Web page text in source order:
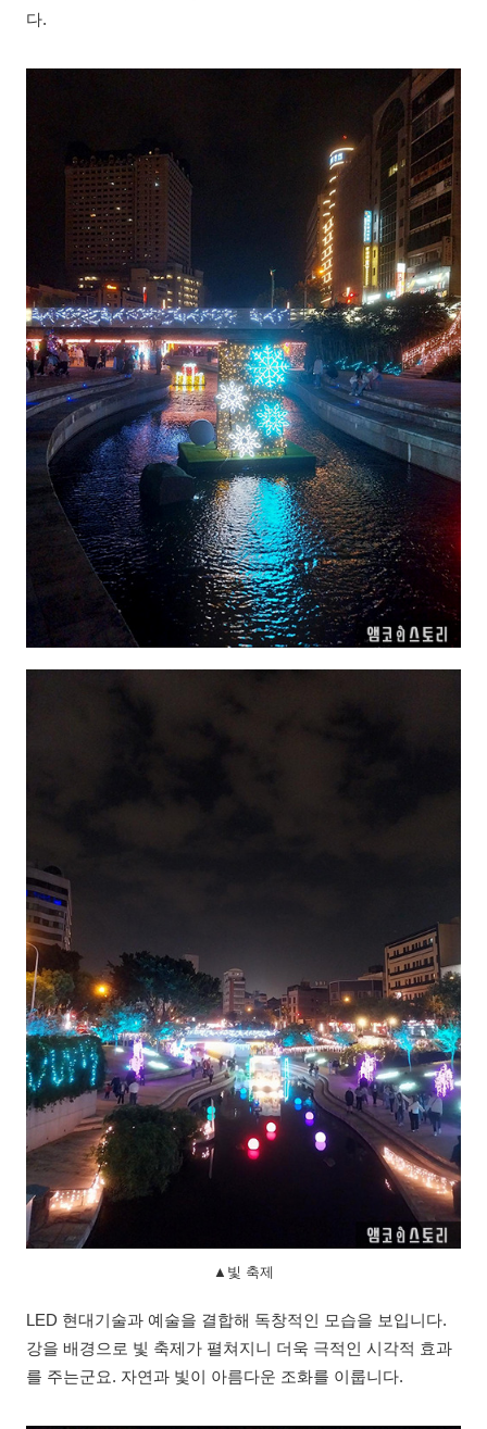
다.
▲빛 축제
LED 현대기술과 예술을 결합해 독창적인 모습을 보입니다.
강을 배경으로 빛 축제가 펼쳐지니 더욱 극적인 시각적 효과
를 주는군요. 자연과 빛이 아름다운 조화를 이룹니다.